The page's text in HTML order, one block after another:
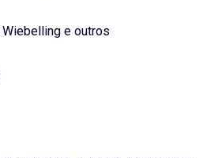
Wiebelling e outros